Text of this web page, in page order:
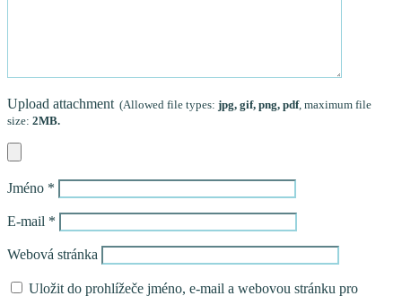
Upload attachment (Allowed file types: jpg, gif, png, pdf, maximum file
size: 2MB.
Jméno *
E-mail *
Webová stránka
Uložit do prohlížeče jméno, e-mail a webovou stránku pro